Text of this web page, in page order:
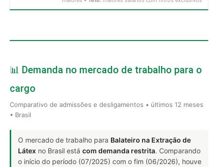
📊 Demanda no mercado de trabalho para o
cargo
Comparativo de admissões e desligamentos • últimos 12 meses
• Brasil
O mercado de trabalho para Balateiro na Extração de
Látex no Brasil está com demanda restrita. Comparando
o início do período (07/2025) com o fim (06/2026), houve